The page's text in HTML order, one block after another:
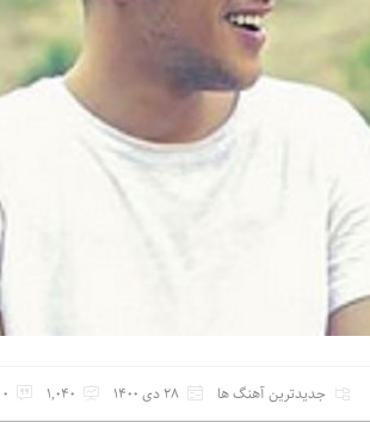
جدیدترین آهنگ ها 28 دی 1400 1,040 0 نظر